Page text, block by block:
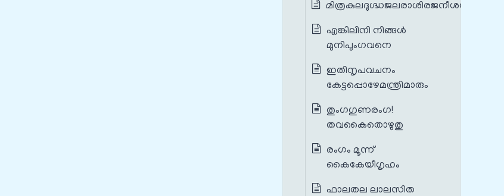
മിത്രകുലദുഗ്ദ്ധജലരാശിരജനീശന്‍
എങ്കിലിനി നിങ്ങള്‍
മുനിപുംഗവനെ
ഇതിനൃപവചനം
കേട്ടപ്പൊഴേമന്ത്രിമാരും
തുംഗഗുണരംഗ!
തവകൈതൊഴുതു
രംഗം മൂന്ന്
കൈകേയീഗൃഹം
ഫാലതല ലാലസിത